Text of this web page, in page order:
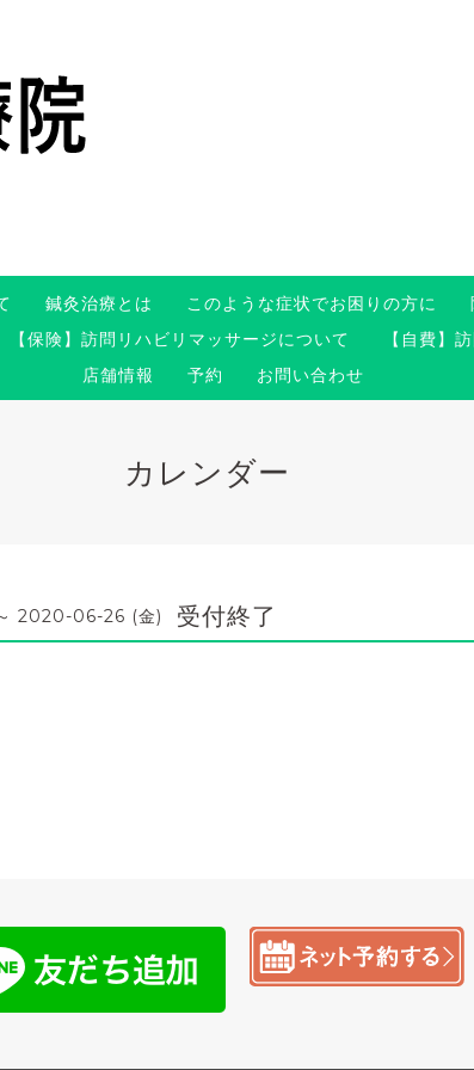
鍼灸治療とは このような症状でお困りの方に
【保険】訪問リハビリマッサージについて 【自費】
店舗情報
予約 お問い合わせ
カレンダー
2020-06-26 (金) 受付終了